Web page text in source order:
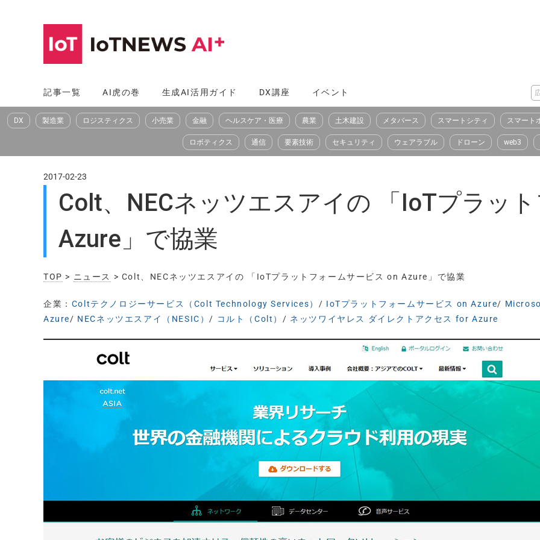
へ
ス
記事一覧 AI虎の巻 生成AI活用ガイド DX講座 イベント
DX 製造業 ロジスティクス 小売業 金融 ヘルスケア・医療 農業 土木建設 メタバース スマートシティ スマート
ロボティクス 通信 要素技術 セキュリティ ウェアラブル ドローン web3
2017-02-23
Colt、NECネッツエスアイの 「IoTプラッ
Azure」で協業
TOP > ニュース > Colt、NECネッツエスアイの 「IoTプラットフォームサービス on Azure」で協業
企業： Coltテクノロジーサービス（Colt Technology Services） / IoTプラットフォームサービス on Azure/
Azure/ NECネッツエスアイ（NESIC） / コルト（Colt） / ネッツワイヤレス ダイレクトアクセス for Azure